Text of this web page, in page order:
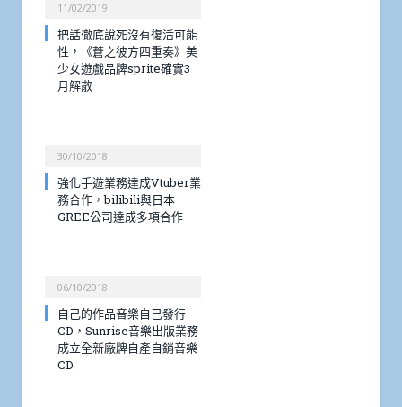
11/02/2019
把話徹底說死沒有復活可能
性，《蒼之彼方四重奏》美
少女遊戲品牌sprite確實3
月解散
30/10/2018
強化手遊業務達成Vtuber業
務合作，bilibili與日本
GREE公司達成多項合作
06/10/2018
自己的作品音樂自己發行
CD，Sunrise音樂出版業務
成立全新廠牌自產自銷音樂
CD